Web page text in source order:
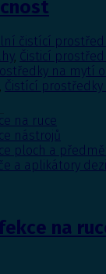
čistící
, Čisticí
na mytí
, Čistící prostředky
na ruce
nástrojů
ploch a
a aplikátory
na